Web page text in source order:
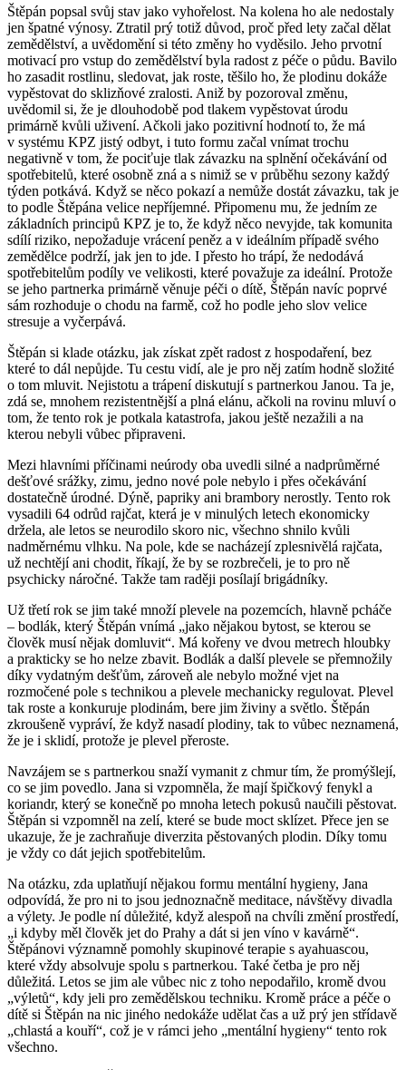
Štěpán popsal svůj stav jako vyhořelost. Na kolena ho ale nedostaly
jen špatné výnosy. Ztratil prý totiž důvod, proč před lety začal dělat
zemědělství, a uvědomění si této změny ho vyděsilo. Jeho prvotní
motivací pro vstup do zemědělství byla radost z péče o půdu. Bavilo
ho zasadit rostlinu, sledovat, jak roste, těšilo ho, že plodinu dokáže
vypěstovat do sklizňové zralosti. Aniž by pozoroval změnu,
uvědomil si, že je dlouhodobě pod tlakem vypěstovat úrodu
primárně kvůli uživení. Ačkoli jako pozitivní hodnotí to, že má
v systému KPZ jistý odbyt, i tuto formu začal vnímat trochu
negativně v tom, že pociťuje tlak závazku na splnění očekávání od
spotřebitelů, které osobně zná a s nimiž se v průběhu sezony každý
týden potkává. Když se něco pokazí a nemůže dostát závazku, tak je
to podle Štěpána velice nepříjemné. Připomenu mu, že jedním ze
základních principů KPZ je to, že když něco nevyjde, tak komunita
sdílí riziko, nepožaduje vrácení peněz a v ideálním případě svého
zemědělce podrží, jak jen to jde. I přesto ho trápí, že nedodává
spotřebitelům podíly ve velikosti, které považuje za ideální. Protože
se jeho partnerka primárně věnuje péči o dítě, Štěpán navíc poprvé
sám rozhoduje o chodu na farmě, což ho podle jeho slov velice
stresuje a vyčerpává.
Štěpán si klade otázku, jak získat zpět radost z hospodaření, bez
které to dál nepůjde. Tu cestu vidí, ale je pro něj zatím hodně složité
o tom mluvit. Nejistotu a trápení diskutují s partnerkou Janou. Ta je,
zdá se, mnohem rezistentnější a plná elánu, ačkoli na rovinu mluví o
tom, že tento rok je potkala katastrofa, jakou ještě nezažili a na
kterou nebyli vůbec připraveni.
Mezi hlavními příčinami neúrody oba uvedli silné a nadprůměrné
dešťové srážky, zimu, jedno nové pole nebylo i přes očekávání
dostatečně úrodné. Dýně, papriky ani brambory nerostly. Tento rok
vysadili 64 odrůd rajčat, která je v minulých letech ekonomicky
držela, ale letos se neurodilo skoro nic, všechno shnilo kvůli
nadměrnému vlhku. Na pole, kde se nacházejí zplesnivělá rajčata,
už nechtějí ani chodit, říkají, že by se rozbrečeli, je to pro ně
psychicky náročné. Takže tam raději posílají brigádníky.
Už třetí rok se jim také množí plevele na pozemcích, hlavně pcháče
– bodlák, který Štěpán vnímá „jako nějakou bytost, se kterou se
člověk musí nějak domluvit“. Má kořeny ve dvou metrech hloubky
a prakticky se ho nelze zbavit. Bodlák a další plevele se přemnožily
díky vydatným dešťům, zároveň ale nebylo možné vjet na
rozmočené pole s technikou a plevele mechanicky regulovat. Plevel
tak roste a konkuruje plodinám, bere jim živiny a světlo. Štěpán
zkroušeně vypráví, že když nasadí plodiny, tak to vůbec neznamená,
že je i sklidí, protože je plevel přeroste.
Navzájem se s partnerkou snaží vymanit z chmur tím, že promýšlejí,
co se jim povedlo. Jana si vzpomněla, že mají špičkový fenykl a
koriandr, který se konečně po mnoha letech pokusů naučili pěstovat.
Štěpán si vzpomněl na zelí, které se bude moct sklízet. Přece jen se
ukazuje, že je zachraňuje diverzita pěstovaných plodin. Díky tomu
je vždy co dát jejich spotřebitelům.
Na otázku, zda uplatňují nějakou formu mentální hygieny, Jana
odpovídá, že pro ni to jsou jednoznačně meditace, návštěvy divadla
a výlety. Je podle ní důležité, když alespoň na chvíli změní prostředí,
„i kdyby měl člověk jet do Prahy a dát si jen víno v kavárně“.
Štěpánovi významně pomohly skupinové terapie s ayahuascou,
které vždy absolvuje spolu s partnerkou. Také četba je pro něj
důležitá. Letos se jim ale vůbec nic z toho nepodařilo, kromě dvou
„výletů“, kdy jeli pro zemědělskou techniku. Kromě práce a péče o
dítě si Štěpán na nic jiného nedokáže udělat čas a už prý jen střídavě
„chlastá a kouří“, což je v rámci jeho „mentální hygieny“ tento rok
všechno.